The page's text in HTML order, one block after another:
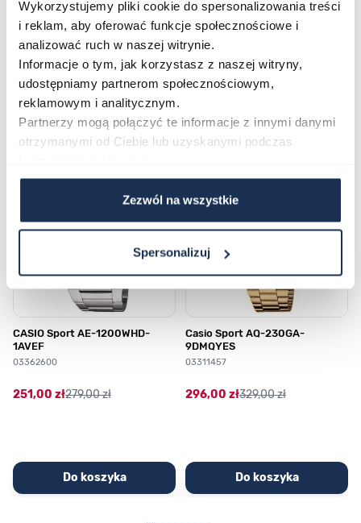
Wykorzystujemy pliki cookie do spersonalizowania treści
i reklam, aby oferować funkcje społecznościowe i
analizować ruch w naszej witrynie.
Informacje o tym, jak korzystasz z naszej witryny,
udostępniamy partnerom społecznościowym,
reklamowym i analitycznym.
Partnerzy mogą połączyć te informacje z innymi danymi
otrzymanymi od Ciebie lub uzyskanymi podczas
Zezwól na wszystkie
Spersonalizuj
Płatność i dostawa
Najczęściej kupowane
CASIO Sport AE-1200WHD-
1AVEF
03362600
251,00 zł279,00 zł
Do koszyka
Casio Sport AQ-230GA-
9DMQYES
03311457
296,00 zł329,00 zł
Do koszyka